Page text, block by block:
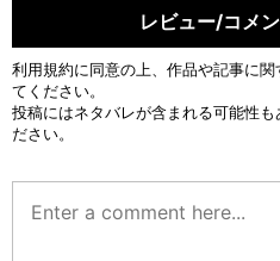
レビュー/コメ
利用規約に同意の上、作品や記事に
てください。
投稿にはネタバレが含まれる可能性
ださい。